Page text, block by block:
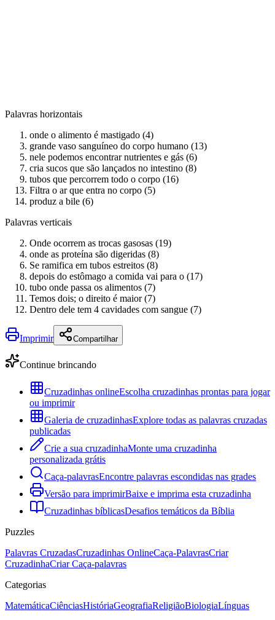
Palavras horizontais
onde o alimento é mastigado (4)
grande vaso sanguíneo do corpo humano (13)
nele podemos encontrar nutrientes e gás (6)
cria sucos que são lançados no intestino (8)
tubos que percorrem todo o corpo (16)
Filtra o ar que entra no corpo (5)
produz a bile (6)
Palavras verticais
Onde ocorrem as trocas gasosas (19)
onde as proteína são digeridas (8)
Se ramifica em tubos estreitos (8)
depois do estômago a comida vai para o (17)
tubo onde passa os alimentos (7)
Temos dois; o direito é maior (7)
Dentro dele tem 4 cavidades com sangue (7)
Imprimir Compartilhar
Continue brincando
Cruzadinhas onlineEscolha cruzadinhas prontas para jogar
ou imprimir
Galeria de cruzadinhasExplore todas as palavras cruzadas
publicadas
Crie a sua cruzadinhaMonte uma cruzadinha
personalizada grátis
Caça-palavrasEncontre palavras escondidas nas grades
Versão para imprimirBaixe e imprima esta cruzadinha
Cruzadinhas bíblicasDesafios temáticos da Bíblia
Puzzles
Palavras CruzadasCruzadinhas OnlineCaça-PalavrasCriar
CruzadinhaCriar Caça-palavras
Categorias
MatemáticaCiênciasHistóriaGeografiaReligiãoBiologiaLínguas